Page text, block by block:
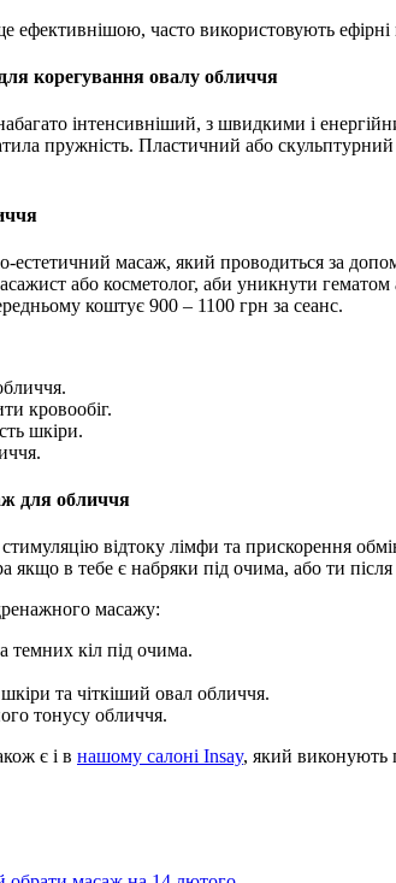
часто використовують
корегування овалу обличчя
інтенсивніший, з швидкими і
пружність. Пластичний або
естетичний масаж, який проводиться за
або косметолог, аби уникнути гематом
коштує 900 – 1100 грн за сеанс.
кровообіг.
шкіри.
для обличчя
відтоку лімфи та прискорення
якщо в тебе є набряки під очима, або ти
масажу:
темних кіл під очима.
та чіткіший овал обличчя.
тонусу обличчя.
є і в нашому салоні Insay, який виконують